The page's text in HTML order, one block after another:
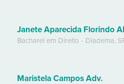
Janete Aparecida Florindo
Bacharel em Direito - Diadema,
Maristela Campos Adv.